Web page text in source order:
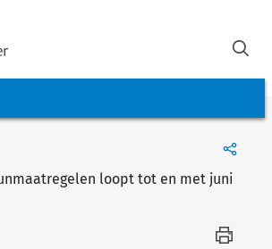
loopt tot en met juni